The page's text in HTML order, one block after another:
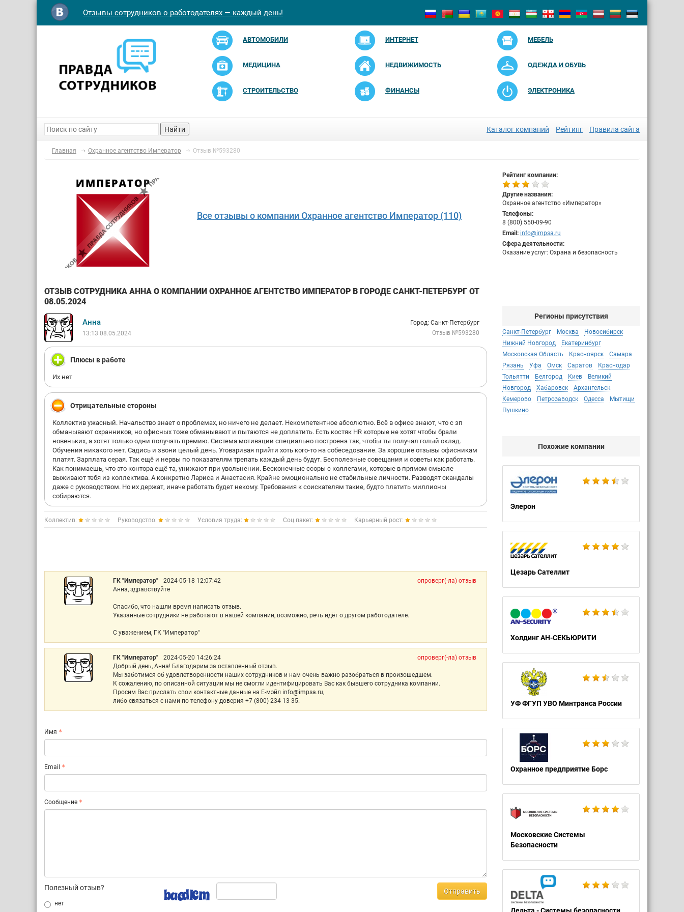
Отзывы сотрудников о работодателях — каждый день!
АВТОМОБИЛИ ИНТЕРНЕТ МЕБЕЛЬ
МЕДИЦИНА НЕДВИЖИМОСТЬ ОДЕЖДА И ОБУВЬ
СТРОИТЕЛЬСТВО ФИНАНСЫ ЭЛЕКТРОНИКА
Найти Каталог компаний Рейтинг Правила сайта
Главная Охранное агентство Император Отзыв №593280
Все отзывы о компании Охранное агентство Император (110)
Рейтинг компании:
Другие названия:
Охранное агентство «Император»
Телефоны:
8 (800) 550-09-90
Email: info@impsa.ru
Сфера деятельности:
Оказание услуг: Охрана и безопасность
ОТЗЫВ СОТРУДНИКА АННА О КОМПАНИИ ОХРАННОЕ АГЕНТСТВО ИМПЕРАТОР В ГОРОДЕ САНКТ-ПЕТЕРБУРГ ОТ
08.05.2024
Анна
13:13 08.05.2024
Город: Санкт-Петербург
Отзыв №593280
Плюсы в работе
Их нет
Отрицательные стороны
Коллектив ужасный. Начальство знает о проблемах, но ничего не делает. Некомпетентное абсолютно. Всё в офисе знают, что с зп
обманывают охранников, но офисных тоже обманывают и пытаются не доплатить. Есть костяк HR которые не хотят чтобы брали
новеньких, а хотят только одни получать премию. Система мотивации специально построена так, чтобы ты получал голый оклад.
Обучения никакого нет. Садись и звони целый день. Уговаривая прийти хоть кого-то на собеседование. За хорошие отзывы офисникам
платят. Зарплата серая. Так ещё и нервы по показателям трепать каждый день будут. Бесполезные совещания и советы как работать.
Как понимаешь, что это контора ещё та, унижают при увольнении. Бесконечные ссоры с коллегами, которые в прямом смысле
выживают тебя из коллектива. А конкретно Лариса и Анастасия. Крайне эмоционально не стабильные личности. Разводят скандалы
даже с руководством. Но их держат, иначе работать будет некому. Требования к соискателям такие, будто платить миллионы
собираются.
Коллектив: Руководство: Условия труда: Соц.пакет: Карьерный рост:
ГК "Император" 2024-05-18 12:07:42
опроверг(-ла) отзыв
Анна, здравствуйте
Спасибо, что нашли время написать отзыв.
Указанные сотрудники не работают в нашей компании, возможно, речь идёт о другом работодателе.
С уважением, ГК "Император"
ГК "Император" 2024-05-20 14:26:24
опроверг(-ла) отзыв
Добрый день, Анна! Благодарим за оставленный отзыв.
Мы заботимся об удовлетворенности наших сотрудников и нам очень важно разобраться в произошедшем.
К сожалению, по описанной ситуации мы не смогли идентифицировать Вас как бывшего сотрудника компании.
Просим Вас прислать свои контактные данные на Е-мэйл info@impsa.ru,
либо связаться с нами по телефону доверия +7 (800) 234 13 35.
Имя
Email
Сообщение
Полезный отзыв?
нет
Отправить
Регионы присутствия
Санкт-Петербург Москва
Новосибирск
Нижний Новгород
Екатеринбург
Московская Область
Красноярск
Самара
Рязань
Уфа Омск Саратов
Краснодар
Тольятти
Белгород Киев
Великий
Новгород
Хабаровск
Архангельск
Кемерово
Петрозаводск Одесса
Мытищи
Пушкино
Похожие компании
Элерон
Цезарь Сателлит
Холдинг АН-СЕКЬЮРИТИ
УФ ФГУП УВО Минтранса России
Охранное предприятие Борс
Московские Системы
Безопасности